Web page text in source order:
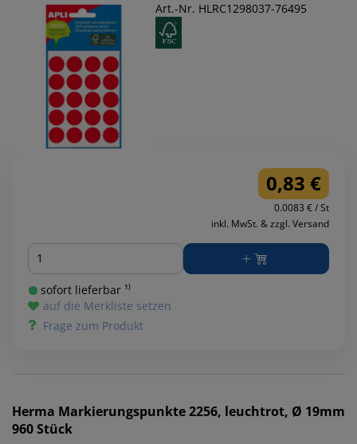
Art.-Nr. HLRC1298037-76495
0,83 €
0.0083 € / St
inkl. MwSt. & zzgl. Versand
Menge
sofort lieferbar ¹⁾
auf die Merkliste setzen
Frage zum Produkt
Herma Markierungspunkte 2256, leuchtrot, Ø 19mm
960 Stück